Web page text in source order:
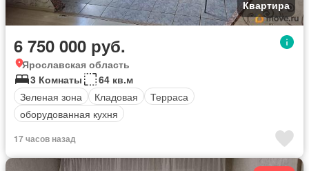
Квартира
6 750 000 руб.
Ярославская область
3 Комнаты
64 кв.м
Зеленая зона
Кладовая
Терраса
оборудованная кухня
17 часов назад